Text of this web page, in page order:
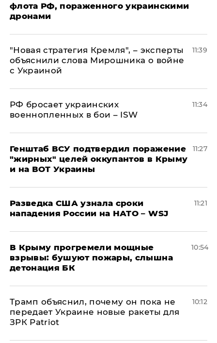
флота РФ, пораженного украинскими
дронами
"Новая стратегия Кремля", – эксперты
объяснили слова Мирошника о войне
с Украиной
11:39
РФ бросает украинских
военнопленных в бои – ISW
11:34
Генштаб ВСУ подтвердил поражение
"жирных" целей оккупантов в Крыму
и на ВОТ Украины
11:27
Разведка США узнала сроки
нападения России на НАТО – WSJ
11:21
В Крыму прогремели мощные
взрывы: бушуют пожары, слышна
детонация БК
10:54
Трамп объяснил, почему он пока не
передает Украине новые ракеты для
ЗРК Patriot
10:12